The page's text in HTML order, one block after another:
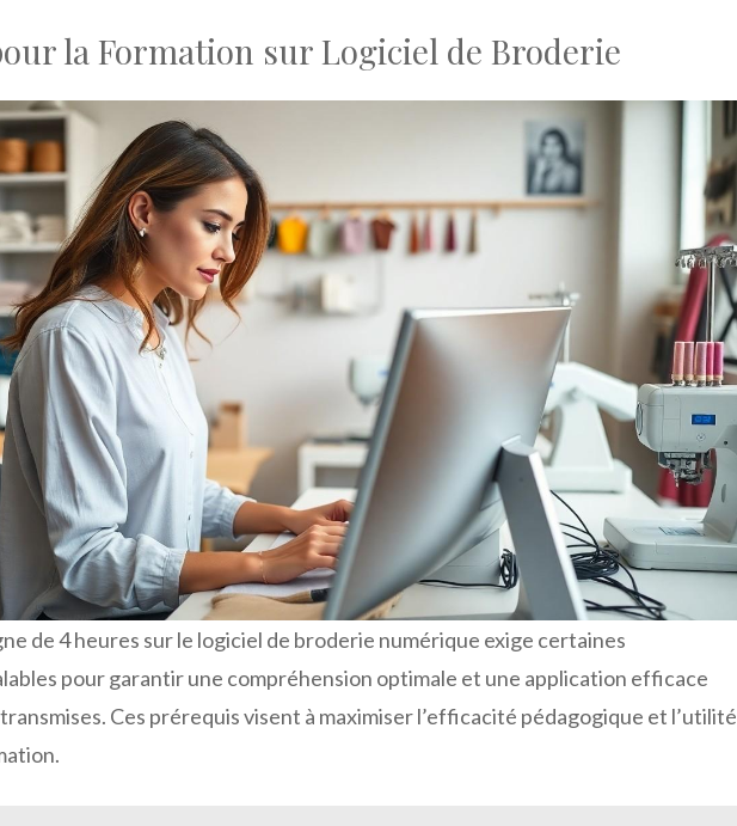
la Formation sur Logiciel de Broderie
de 4 heures sur le logiciel de broderie numérique exige certaines
pour garantir une compréhension optimale et une application efficace
Ces prérequis visent à maximiser l’efficacité pédagogique et l’utilité